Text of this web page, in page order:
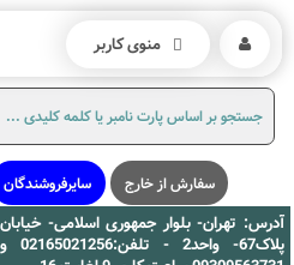
سفارش از خارج سایرفروشندگان
آدرس: تهران- بلوار جمهوری اسلامی-
منوی کاربر